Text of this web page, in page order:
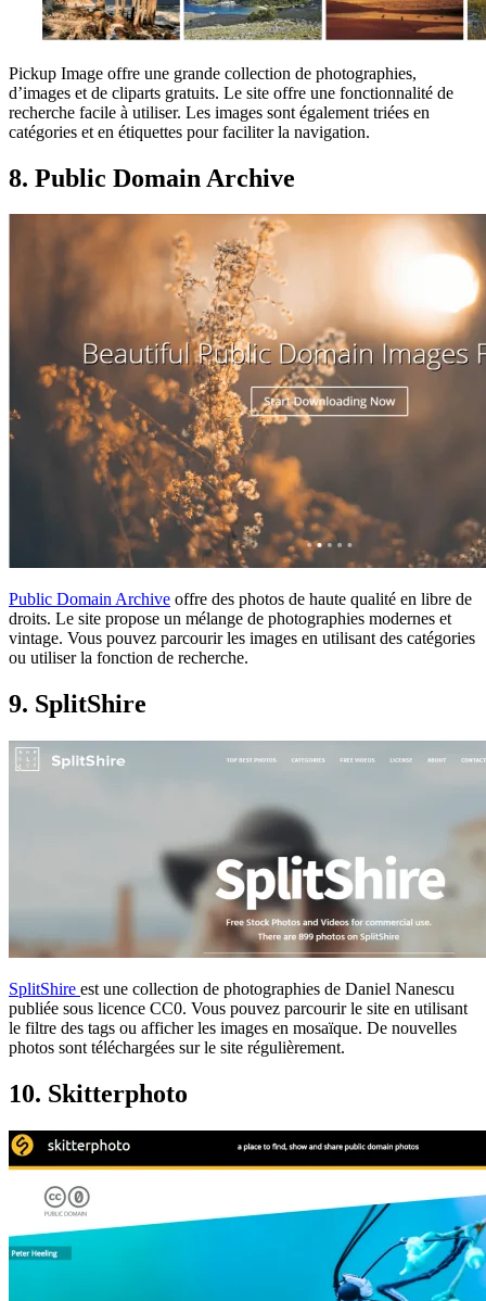
Pickup Image offre une grande collection de photographies,
d’images et de cliparts gratuits. Le site offre une fonctionnalité de
recherche facile à utiliser. Les images sont également triées en
catégories et en étiquettes pour faciliter la navigation.
8. Public Domain Archive
Public Domain Archive offre des photos de haute qualité en libre de
droits. Le site propose un mélange de photographies modernes et
vintage. Vous pouvez parcourir les images en utilisant des catégories
ou utiliser la fonction de recherche.
9. SplitShire
SplitShire est une collection de photographies de Daniel Nanescu
publiée sous licence CC0. Vous pouvez parcourir le site en utilisant
le filtre des tags ou afficher les images en mosaïque. De nouvelles
photos sont téléchargées sur le site régulièrement.
10. Skitterphoto